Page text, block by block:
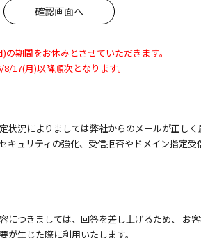
期間をお休みとさせていただきます。
17(月)以降順次となります。
況によりましては弊社からのメールが正しく
ュリティの強化、受信拒否やドメイン指定受
つきましては、回答を差し上げるため、 お
生じた際に利用いたします。